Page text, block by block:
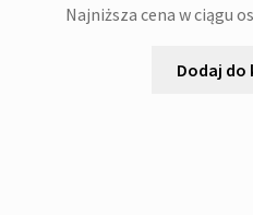
Najniższa cena w ciągu
Dodaj do